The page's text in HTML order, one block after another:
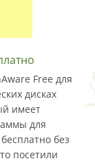
Free для
дисках
имеет
для
без
посетили